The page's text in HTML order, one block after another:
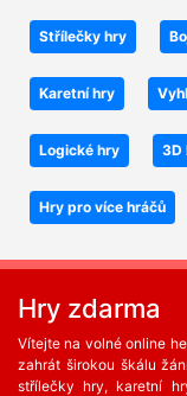
Střílečky hry
Karetní hry
Logické hry 3D
Hry pro více hráčů
Hry zdarma
Vítejte na volné online
zahrát širokou škálu
střílečky hry, karetní